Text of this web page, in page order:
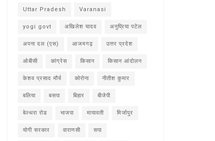
Uttar Pradesh Varanasi
yogi govt अखिलेश यादव अनुप्रिया पटेल
अपना दल (एस) आजमगढ़ उत्तर प्रदेश
ओबीसी कांग्रेस किसान किसान आंदोलन
केशव प्रसाद मौर्य कोरोना नीतीश कुमार
बलिया बसपा बिहार बीजेपी
बेल्थरा रोड भाजपा मायावती मिर्जापुर
योगी सरकार वाराणसी सपा